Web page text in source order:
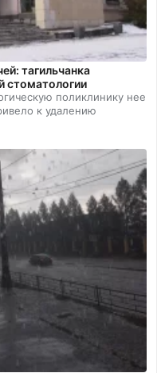
тагильчанка
стоматологии
поликлинику нее
к удалению